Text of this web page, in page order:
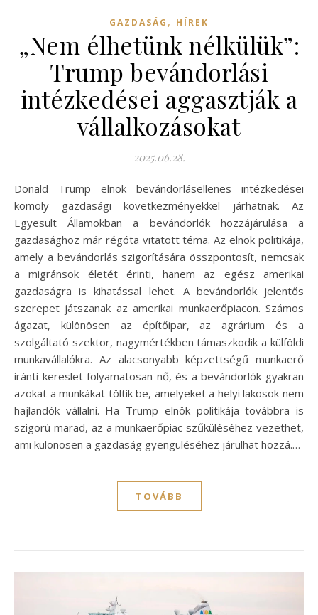
GAZDASÁG , HÍREK
„Nem élhetünk nélkülük”:
Trump bevándorlási
intézkedései aggasztják a
vállalkozásokat
2025.06.28.
Donald Trump elnök bevándorlásellenes intézkedései
komoly gazdasági következményekkel járhatnak. Az
Egyesült Államokban a bevándorlók hozzájárulása a
gazdasághoz már régóta vitatott téma. Az elnök politikája,
amely a bevándorlás szigorítására összpontosít, nemcsak
a migránsok életét érinti, hanem az egész amerikai
gazdaságra is kihatással lehet. A bevándorlók jelentős
szerepet játszanak az amerikai munkaerőpiacon. Számos
ágazat, különösen az építőipar, az agrárium és a
szolgáltató szektor, nagymértékben támaszkodik a külföldi
munkavállalókra. Az alacsonyabb képzettségű munkaerő
iránti kereslet folyamatosan nő, és a bevándorlók gyakran
azokat a munkákat töltik be, amelyeket a helyi lakosok nem
hajlandók vállalni. Ha Trump elnök politikája továbbra is
szigorú marad, az a munkaerőpiac szűküléséhez vezethet,
ami különösen a gazdaság gyengüléséhez járulhat hozzá.…
TOVÁBB